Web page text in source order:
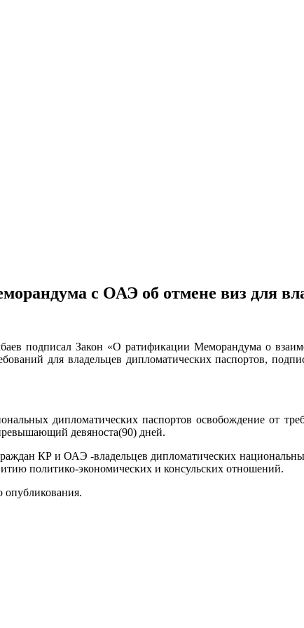
с ОАЭ об отмене виз для
подписал Закон «О ратификации Меморандума о
для владельцев дипломатических паспортов,
дипломатических паспортов освобождение от
девяноста(90) дней.
КР и ОАЭ -владельцев дипломатических
политико-экономических и консульских отношений.
опубликования.